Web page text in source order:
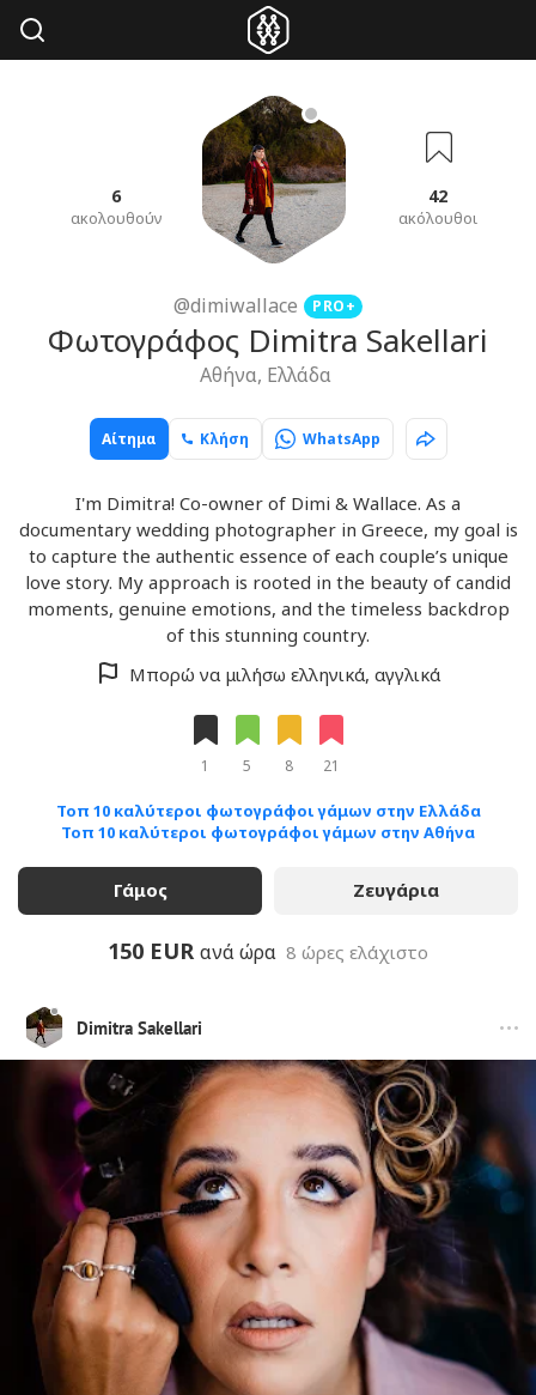
Φωτογράφος Dimitra Sakellari
@dimiwallace PRO+
6
ακολουθούν
42
ακόλουθοι
Αθήνα, Ελλάδα
Αίτημα Κλήση WhatsApp
I'm Dimitra! Co-owner of Dimi & Wallace. As a
documentary wedding photographer in Greece, my goal is
to capture the authentic essence of each couple’s unique
love story. My approach is rooted in the beauty of candid
moments, genuine emotions, and the timeless backdrop
of this stunning country.
Μπορώ να μιλήσω ελληνικά, αγγλικά
1 5 8 21
Τοπ 10 καλύτεροι φωτογράφοι γάμων στην Ελλάδα
Τοπ 10 καλύτεροι φωτογράφοι γάμων στην Αθήνα
Γάμος Ζευγάρια
150 EUR ανά ώρα 8 ώρες ελάχιστο
Dimitra Sakellari